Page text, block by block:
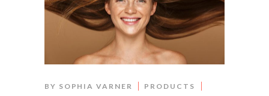
BY SOPHIA VARNER
PRODUCTS